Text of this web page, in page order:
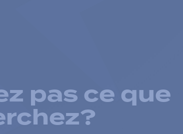
pas ce que